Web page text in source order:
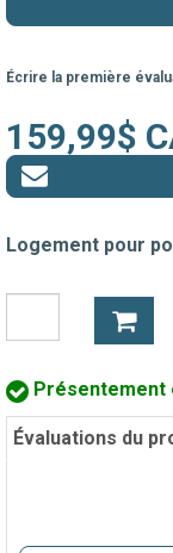
Écrire la première
159,99$
Logement pour
Présentement
Évaluations du